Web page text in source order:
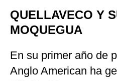
QUELLAVECO Y
MOQUEGUA
En su primer año de
Anglo American ha